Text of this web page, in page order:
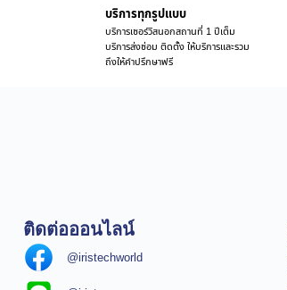
บริการทุกรูปแบบ
บริการเซอร์วิสนอกสถานที่ 1 ปีเต็ม
บริการส่งซ่อม ติดตั้ง ให้บริการและรวม
ถึงให้คำปรึกษาฟรี
ติดต่อออนไลน์
@iristechworld